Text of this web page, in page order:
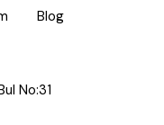
Blog
No:31